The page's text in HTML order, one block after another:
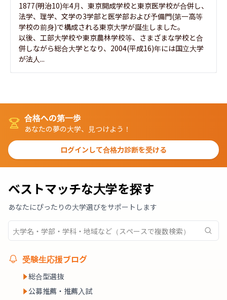
1877(明治10)年4月、東京開成学校と東京医学校が合併し、
法学、理学、文学の3学部と医学部および予備門(第一高等
学校の前身)で構成される東京大学が誕生しました。
以後、工部大学校や東京農林学校等、さまざまな学校と合
併しながら総合大学となり、2004(平成16)年には国立大学
が法人...
合格への第一歩
あなたの夢の大学、見つけよう！
ログインして合格力診断を受ける
ベストマッチな大学を探す
あなたにぴったりの大学選びをサポートします
受験生応援ブログ
総合型選抜
公募推薦・推薦入試